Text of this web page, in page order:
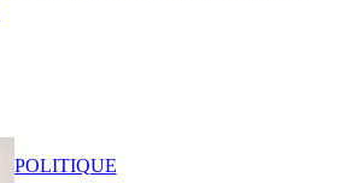
POLITIQUE